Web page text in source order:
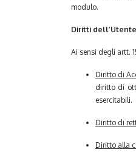
modulo.
Diritti dell’Utente
Ai sensi degli artt.
Diritto di
diritto di
esercitabili.
Diritto di
Diritto alla